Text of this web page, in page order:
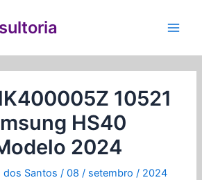
10521
HS40
2024
dos Santos/08 / setembro / 2024